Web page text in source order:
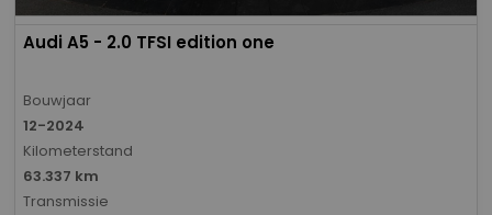
Audi A5 - 2.0 TFSI edition one
Bouwjaar
12-2024
Kilometerstand
63.337 km
Transmissie